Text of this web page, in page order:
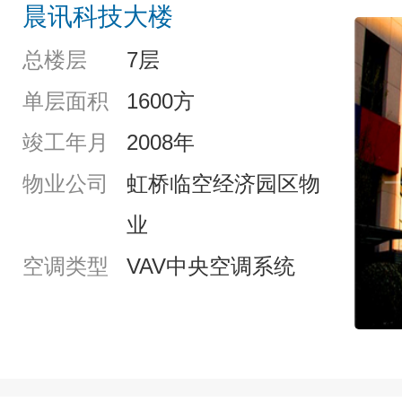
晨讯科技大楼
总楼层
7层
单层面积
1600方
竣工年月
2008年
物业公司
虹桥临空经济园区物
业
空调类型
VAV中央空调系统